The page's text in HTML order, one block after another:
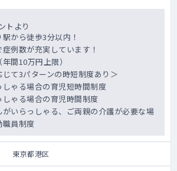
トより
から徒歩3分以内！
例数が充実しています！
間10万円上限）
て3パターンの時短制度あり＞
ゃる場合の育児短時間制度
ゃる場合の育児時間制度
いらっしゃる、ご両親の介護が必要な場
職員制度
東京都港区